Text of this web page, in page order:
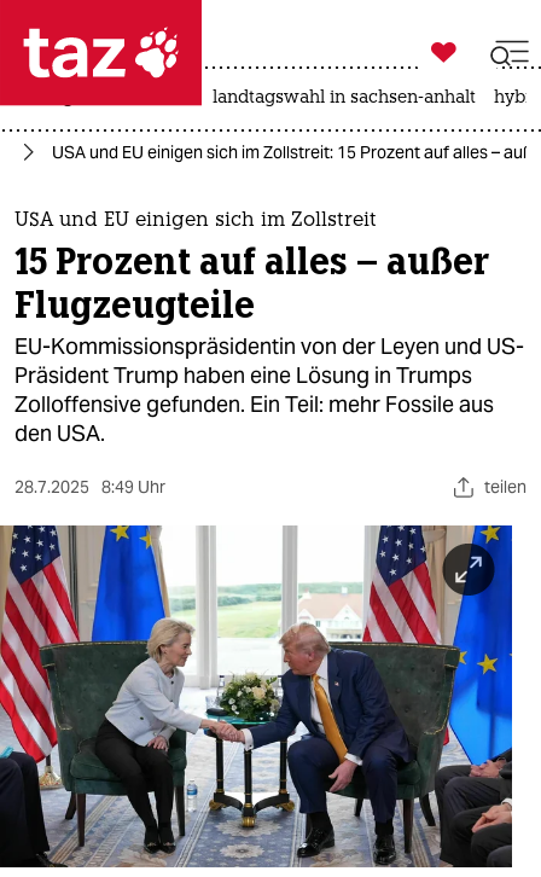
 taz zahl ich
taz zahl ich
themen
politik
öko
gesellschaft
kultur
sport
berlin
nord
wahrheit
verlag
verlag
veranstaltungen
shop

taz zahl ich
landtagswahl in sachsen-anhalt
USA und EU einigen sich im Zollstreit: 15 Prozent auf alles –
USA und EU einigen sich im Zollstreit
15 Prozent auf alles – außer
Flugzeugteile
EU-Kommissionspräsidentin von der Leyen und US-
Präsident Trump haben eine Lösung in Trumps
Zolloffensive gefunden. Ein Teil: mehr Fossile aus
den USA.
28.7.2025 8:49 Uhr teilen